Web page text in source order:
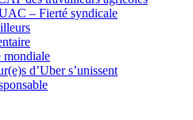
– Fierté syndicale
mondiale
d’Uber s’unissent